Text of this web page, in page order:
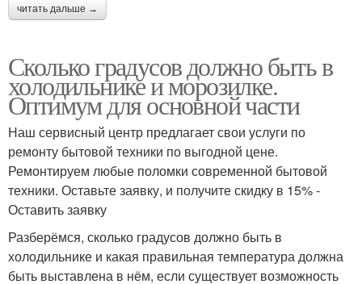
читать дальше →
Сколько градусов должно быть в
холодильнике и морозилке.
Оптимум для основной части
Наш сервисный центр предлагает свои услуги по
ремонту бытовой техники по выгодной цене.
Ремонтируем любые поломки современной бытовой
техники. Оставьте заявку, и получите скидку в 15% -
Оставить заявку
Разберёмся, сколько градусов должно быть в
холодильнике и какая правильная температура должна
быть выставлена в нём, если существует возможность